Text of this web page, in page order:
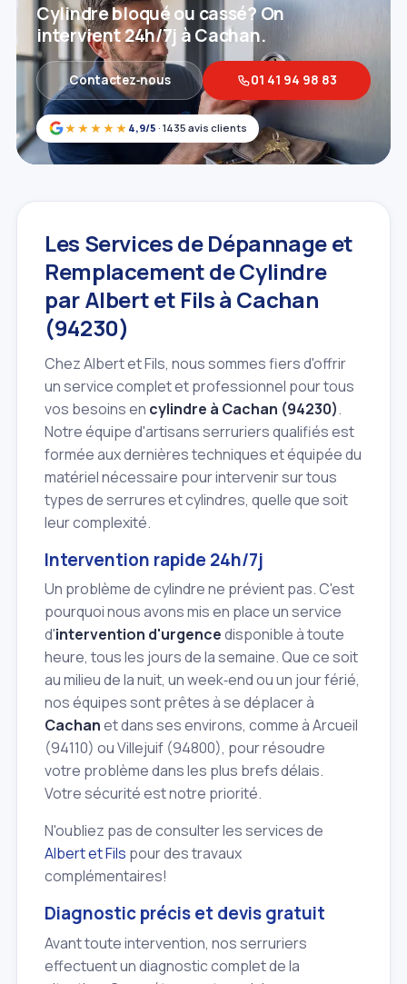
★★★★★ 4,9/5 · 1435 avis clients
Cylindre bloqué ou cassé? On
intervient 24h/7j à Cachan.
Contactez‑nous 01 41 94 98 83
Les Services de Dépannage et
Remplacement de Cylindre
par Albert et Fils à Cachan
(94230)
Chez Albert et Fils, nous sommes fiers d'offrir
un service complet et professionnel pour tous
vos besoins en cylindre à Cachan (94230).
Notre équipe d'artisans serruriers qualifiés est
formée aux dernières techniques et équipée du
matériel nécessaire pour intervenir sur tous
types de serrures et cylindres, quelle que soit
leur complexité.
Intervention rapide 24h/7j
Un problème de cylindre ne prévient pas. C'est
pourquoi nous avons mis en place un service
d'intervention d'urgencedisponible à toute
heure, tous les jours de la semaine. Que ce soit
au milieu de la nuit, un week‑end ou un jour férié,
nos équipes sont prêtes à se déplacer à
Cachanet dans ses environs, comme à Arcueil
(94110) ou Villejuif (94800), pour résoudre
votre problème dans les plus brefs délais.
Votre sécurité est notre priorité.
N'oubliez pas de consulter les services de
Albert et Fils pour des travaux
complémentaires!
Diagnostic précis et devis gratuit
Avant toute intervention, nos serruriers
effectuent un diagnostic complet de la